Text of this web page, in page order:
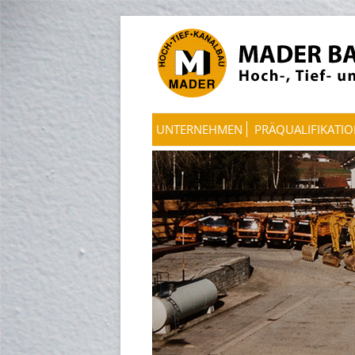
UNTERNEHMEN